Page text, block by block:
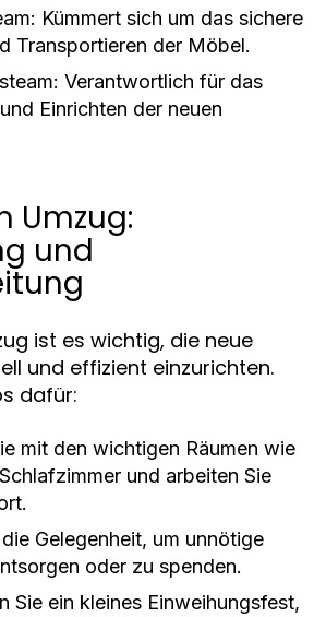
Kümmert sich um das sichere
Transportieren der Möbel.
Verantwortlich für das
Einrichten der neuen
Umzug:
und
ist es wichtig, die neue
und effizient einzurichten.
dafür:
mit den wichtigen Räumen wie
und arbeiten Sie
Gelegenheit, um unnötige
oder zu spenden.
Sie ein kleines Einweihungsfest,